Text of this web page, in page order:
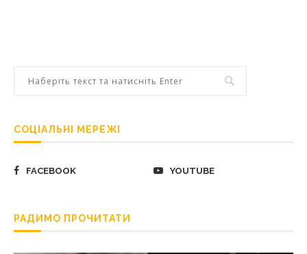
СОЦІАЛЬНІ МЕРЕЖІ
FACEBOOK YOUTUBE
РАДИМО ПРОЧИТАТИ